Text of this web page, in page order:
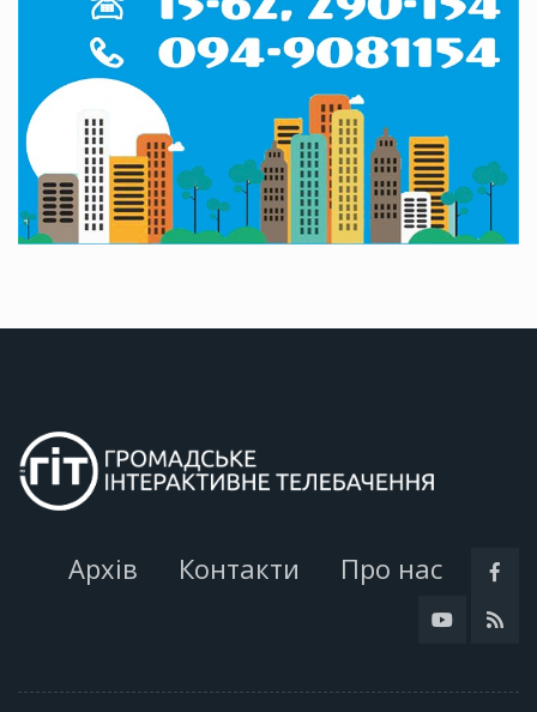
Архів Контакти Про нас